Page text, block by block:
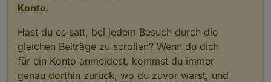
Konto.
Hast du es satt, bei jedem Besuch durch die
gleichen Beiträge zu scrollen? Wenn du dich
für ein Konto anmeldest, kommst du immer
genau dorthin zurück, wo du zuvor warst, und